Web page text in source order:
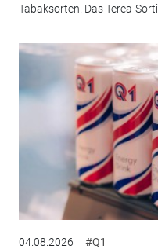
Tabaksorten. Das Terea-
04.08.2026 #Q1